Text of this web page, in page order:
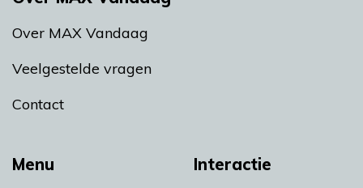
Menu Interactie
Over MAX Vandaag
Veelgestelde vragen
Contact